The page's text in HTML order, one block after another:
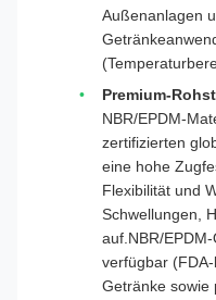
Außenanlagen
Premium-
NBR/EPDM-
zertifizierten
eine hohe
Flexibilität und
Schwellungen,
auf.NBR/
verfügbar
Getränke sowie